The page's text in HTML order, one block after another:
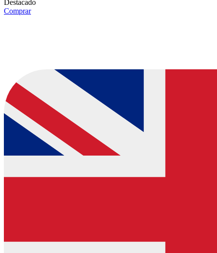
Destacado
Comprar